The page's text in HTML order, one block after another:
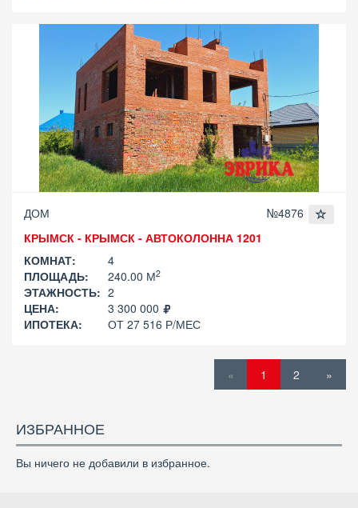
ДОМ
№4876
КРЫМСК - КРЫМСК - АВТОКОЛОННА 1201
КОМНАТ:
4
ПЛОЩАДЬ:
240.00 М2
ЭТАЖНОСТЬ: 2
ЦЕНА:
3 300 000
ИПОТЕКА:
ОТ 27 516 Р/МЕС
« 1 2 »
ИЗБРАННОЕ
Вы ничего не добавили в избранное.